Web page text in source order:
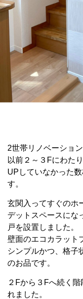
2世帯リノベーショ
以前２～３Fにわた
UPしていなかった
す。
玄関入ってすぐのホ
デットスペースにな
戸を設置しました。
壁面のエコカラット
シンプルかつ、格子
のお品です。
２Fから３Fへ続く
れました。